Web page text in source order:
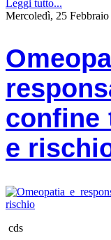
Leggi tutto...
Mercoledì, 25
confine
e
cds